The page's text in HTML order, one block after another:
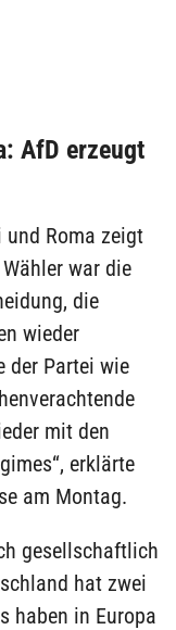
AfD erzeugt
Roma zeigt
war die
die
wieder
der Partei wie
mit den
erklärte
am Montag.
gesellschaftlich
hat zwei
haben in Europa